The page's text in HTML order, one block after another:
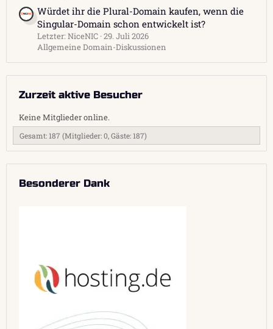
Würdet ihr die Plural-Domain kaufen, wenn die
Singular-Domain schon entwickelt ist?
Letzter: NiceNIC 29. Juli 2026
Allgemeine Domain-Diskussionen
Zurzeit aktive Besucher
Keine Mitglieder online.
Gesamt: 187 (Mitglieder: 0, Gäste: 187)
Besonderer Dank